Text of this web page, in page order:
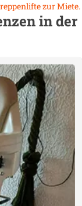
zur Miete.
in der